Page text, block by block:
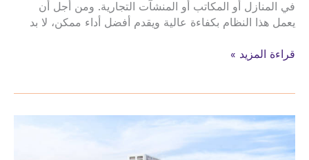
في المنازل أو المكاتب أو المنشآت التجارية. ومن أجل أن
يعمل هذا النظام بكفاءة عالية ويقدم أفضل أداء ممكن، لا بد
صيانة
نحاس
المكيفات
حي
قراءة المزيد »